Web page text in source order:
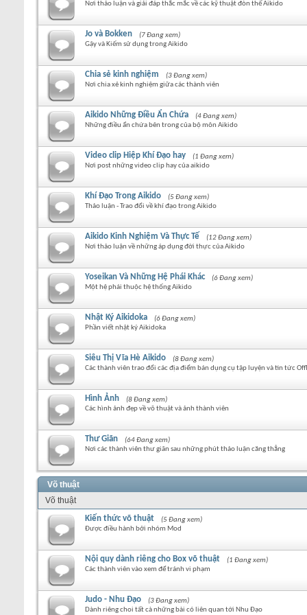
Nơi thảo luận và giải đáp thắc mắc về các kỹ thuật đòn thế Aikido
Jo và Bokken
(7 Đang xem)
Gậy và Kiếm sử dụng trong Aikido
Chia sẻ kinh nghiệm
(3 Đang xem)
Nơi chia xẻ kinh nghiệm giữa các thành viên
Aikido Những Điều Ẩn Chứa
(4 Đang xem)
Những điều ẩn chứa bên trong của bộ môn Aikido
Video clip Hiệp Khí Đạo hay
(1 Đang xem)
Nơi post những video clip hay của aikido
Khí Đạo Trong Aikido
(5 Đang xem)
Thảo luận - Trao đổi về khí đạo trong Aikido
Aikido Kinh Nghiệm Và Thực Tế
(12 Đang xem)
Nơi thảo luận về những áp dụng đời thực của Aikido
Yoseikan Và Những Hệ Phái Khác
(6 Đang xem)
Một hệ phái thuộc hệ thống Aikido
Nhật Ký Aikidoka
(6 Đang xem)
Phần viết nhật ký Aikidoka
Siêu Thị Vĩa Hè Aikido
(8 Đang xem)
Các thành viên trao đổi các địa điểm bán dụng cụ tập luyện và tin tức
Hình Ảnh
(8 Đang xem)
Các hình ảnh đẹp về võ thuật và ảnh thành viên
Thư Giãn
(64 Đang xem)
Nơi các thành viên thư giãn sau những phút thảo luận căng thẳng
Võ thuật
Võ thuật
Kiến thức võ thuật
(5 Đang xem)
Được điều hành bởi nhóm Mod
Nội quy dành riêng cho Box võ thuật
(1 Đang xem)
Các thành viên vào xem để tránh vi phạm
Judo - Nhu Đạo
(3 Đang xem)
Dành riêng choi tất cà những bài có liên quan tới Nhu Đạo